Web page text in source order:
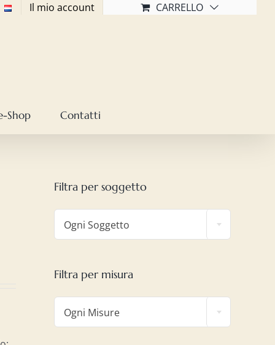
Il mio account CARRELLO
Shop Contatti
Filtra per soggetto
Ogni Soggetto
Filtra per misura
Ogni Misure